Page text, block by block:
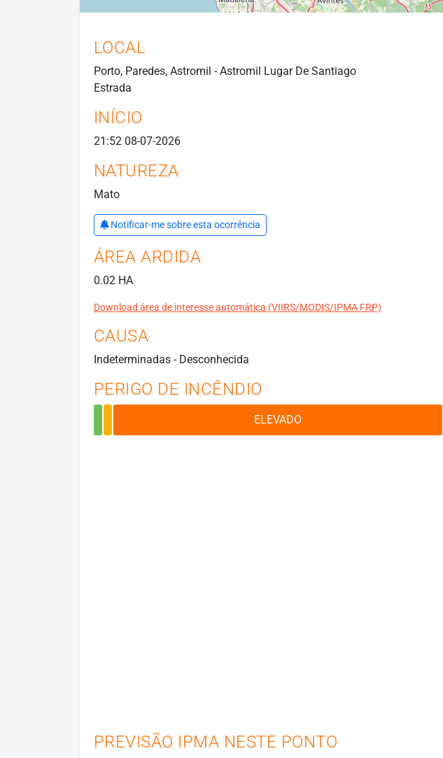
LOCAL
Porto, Paredes, Astromil - Astromil Lugar De Santiago
Estrada
INÍCIO
21:52 08-07-2026
NATUREZA
Mato
Notificar-me sobre esta ocorrência
ÁREA ARDIDA
0.02 HA
Download área de interesse automática (VIIRS/MODIS/IPMA FRP)
CAUSA
Indeterminadas - Desconhecida
PERIGO DE INCÊNDIO
PREVISÃO IPMA NESTE PONTO